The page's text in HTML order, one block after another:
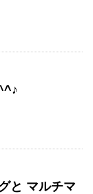
と マルチマ